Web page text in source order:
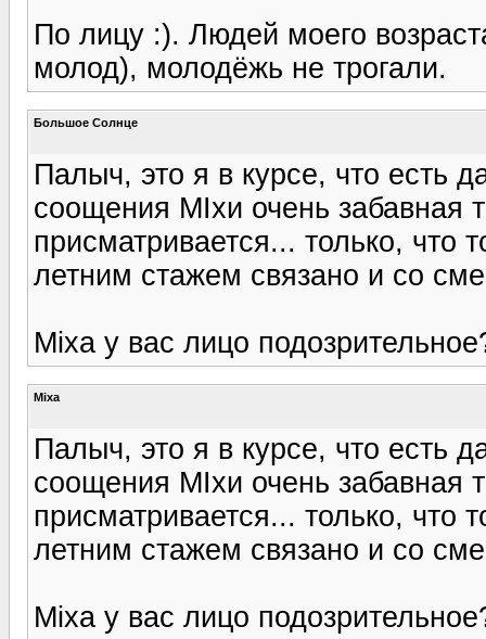
По лицу :). Людей моего
молод), молодёжь не трогали.
Большое Солнце
Палыч, это я в курсе, что есть
соощения МIxи очень забавная
присматривается... только, что
летним стажем связано и со
Mixa у вас лицо
Mixa
Палыч, это я в курсе, что есть
соощения МIxи очень забавная
присматривается... только, что
летним стажем связано и со
Mixa у вас лицо